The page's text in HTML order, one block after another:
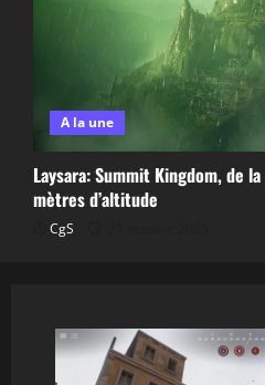
A la une
Laysara: Summit Kingdom, de
mètres d’altitude
CgS